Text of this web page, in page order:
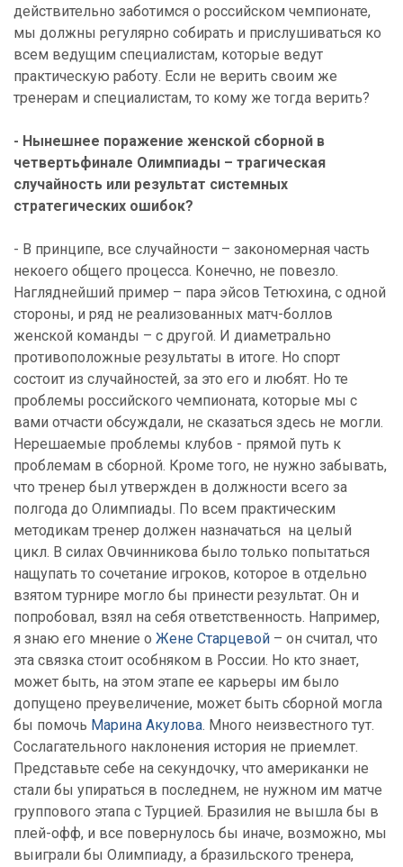
действительно заботимся о российском чемпионате,
мы должны регулярно собирать и прислушиваться ко
всем ведущим специалистам, которые ведут
практическую работу. Если не верить своим же
тренерам и специалистам, то кому же тогда верить?
- Нынешнее поражение женской сборной в
четвертьфинале Олимпиады – трагическая
случайность или результат системных
стратегических ошибок?
- В принципе, все случайности – закономерная часть
некоего общего процесса. Конечно, не повезло.
Нагляднейший пример – пара эйсов Тетюхина, с одной
стороны, и ряд не реализованных матч-боллов
женской команды – с другой. И диаметрально
противоположные результаты в итоге. Но спорт
состоит из случайностей, за это его и любят. Но те
проблемы российского чемпионата, которые мы с
вами отчасти обсуждали, не сказаться здесь не могли.
Нерешаемые проблемы клубов - прямой путь к
проблемам в сборной. Кроме того, не нужно забывать,
что тренер был утвержден в должности всего за
полгода до Олимпиады. По всем практическим
методикам тренер должен назначаться на целый
цикл. В силах Овчинникова было только попытаться
нащупать то сочетание игроков, которое в отдельно
взятом турнире могло бы принести результат. Он и
попробовал, взял на себя ответственность. Например,
я знаю его мнение о Жене Старцевой – он считал, что
эта связка стоит особняком в России. Но кто знает,
может быть, на этом этапе ее карьеры им было
допущено преувеличение, может быть сборной могла
бы помочь Марина Акулова. Много неизвестного тут.
Сослагательного наклонения история не приемлет.
Представьте себе на секундочку, что американки не
стали бы упираться в последнем, не нужном им матче
группового этапа с Турцией. Бразилия не вышла бы в
плей-офф, и все повернулось бы иначе, возможно, мы
выиграли бы Олимпиаду, а бразильского тренера,